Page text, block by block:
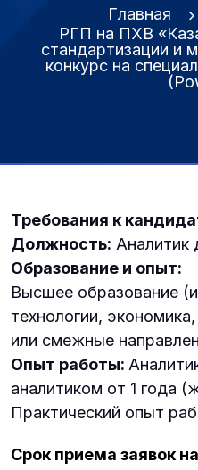
Главная
РГП на ПХВ
стандартизации и
конкурс на
Требования к
Должность: Аналитик
Образование и опыт:
Высшее образование
технологии,
или смежные
Опыт работы:
аналитиком от 1 года
Практический опыт
Срок приема заявок